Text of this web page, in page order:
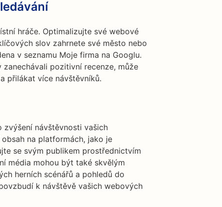
hráče. Optimalizujte své webové
slov zahrnete své město nebo
v seznamu Moje firma na Googlu.
pozitivní recenze, může
přilákat více návštěvníků.
zvýšení návštěvnosti vašich
na platformách, jako je
se svým publikem prostřednictvím
média mohou být také skvělým
herních scénářů a pohledů do
k návštěvě vašich webových